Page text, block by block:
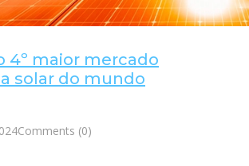
4º maior mercado
solar do mundo
Comments (0)